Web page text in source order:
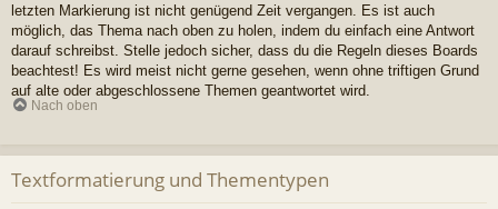
letzten Markierung ist nicht genügend Zeit vergangen. Es ist auch
möglich, das Thema nach oben zu holen, indem du einfach eine Antwort
darauf schreibst. Stelle jedoch sicher, dass du die Regeln dieses Boards
beachtest! Es wird meist nicht gerne gesehen, wenn ohne triftigen Grund
auf alte oder abgeschlossene Themen geantwortet wird.
Nach oben
Textformatierung und Thementypen